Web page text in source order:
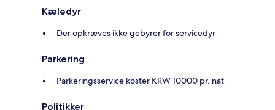
Kæledyr
Der opkræves ikke gebyrer for servicedyr
Parkering
Parkeringsservice koster KRW 10000 pr. nat
Politikker